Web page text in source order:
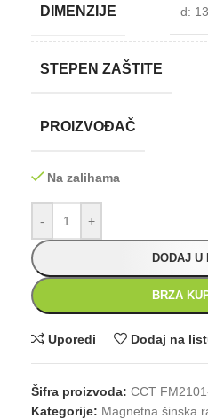
DIMENZIJE d:
STEPEN ZAŠTITE
PROIZVOĐAČ
Na zalihama
- +
DODAJ U
BRZA
Uporedi Dodaj na
Šifra proizvoda: CCT
Kategorije: Magnetna šinska